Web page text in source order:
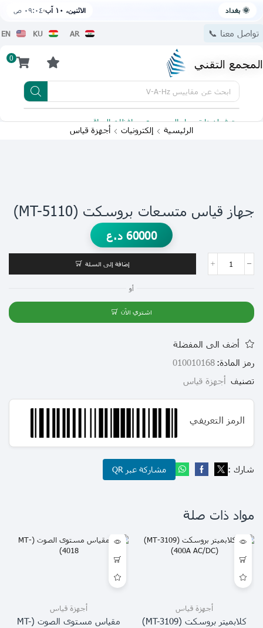
🌞 بغداد الاثنين، ١٠ آب ٠٩:٠٤ ص
تواصل معنا 📞 AR
KU
EN
المجمع التقني 0
ابحث عن مقاييس V-A-Hz
يتوفر لدينا توصيل الى جميع محافظات العراق
الرئيسية إلكترونيات أجهزة قياس
جهاز قياس متسعات بروسكت (MT-5110)
60000 د.ع
إضافة إلى السلة
أو
اشتري الآن
أضف الى المفضلة
رمز المادة: 010010168
تصنيف أجهزة قياس
الرمز التعريفي
شارك : مشاركة عبر QR
مواد ذات صلة
أجهزة قياس
كلابميتر بروسكت (MT-3109)
أجهزة قياس
مقياس مستوى الصوت (MT-